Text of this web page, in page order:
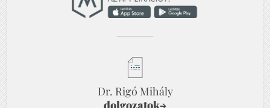
Dr. Rigó Mihály